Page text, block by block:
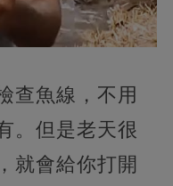
查魚線，不用
。但是老天很
就會給你打開